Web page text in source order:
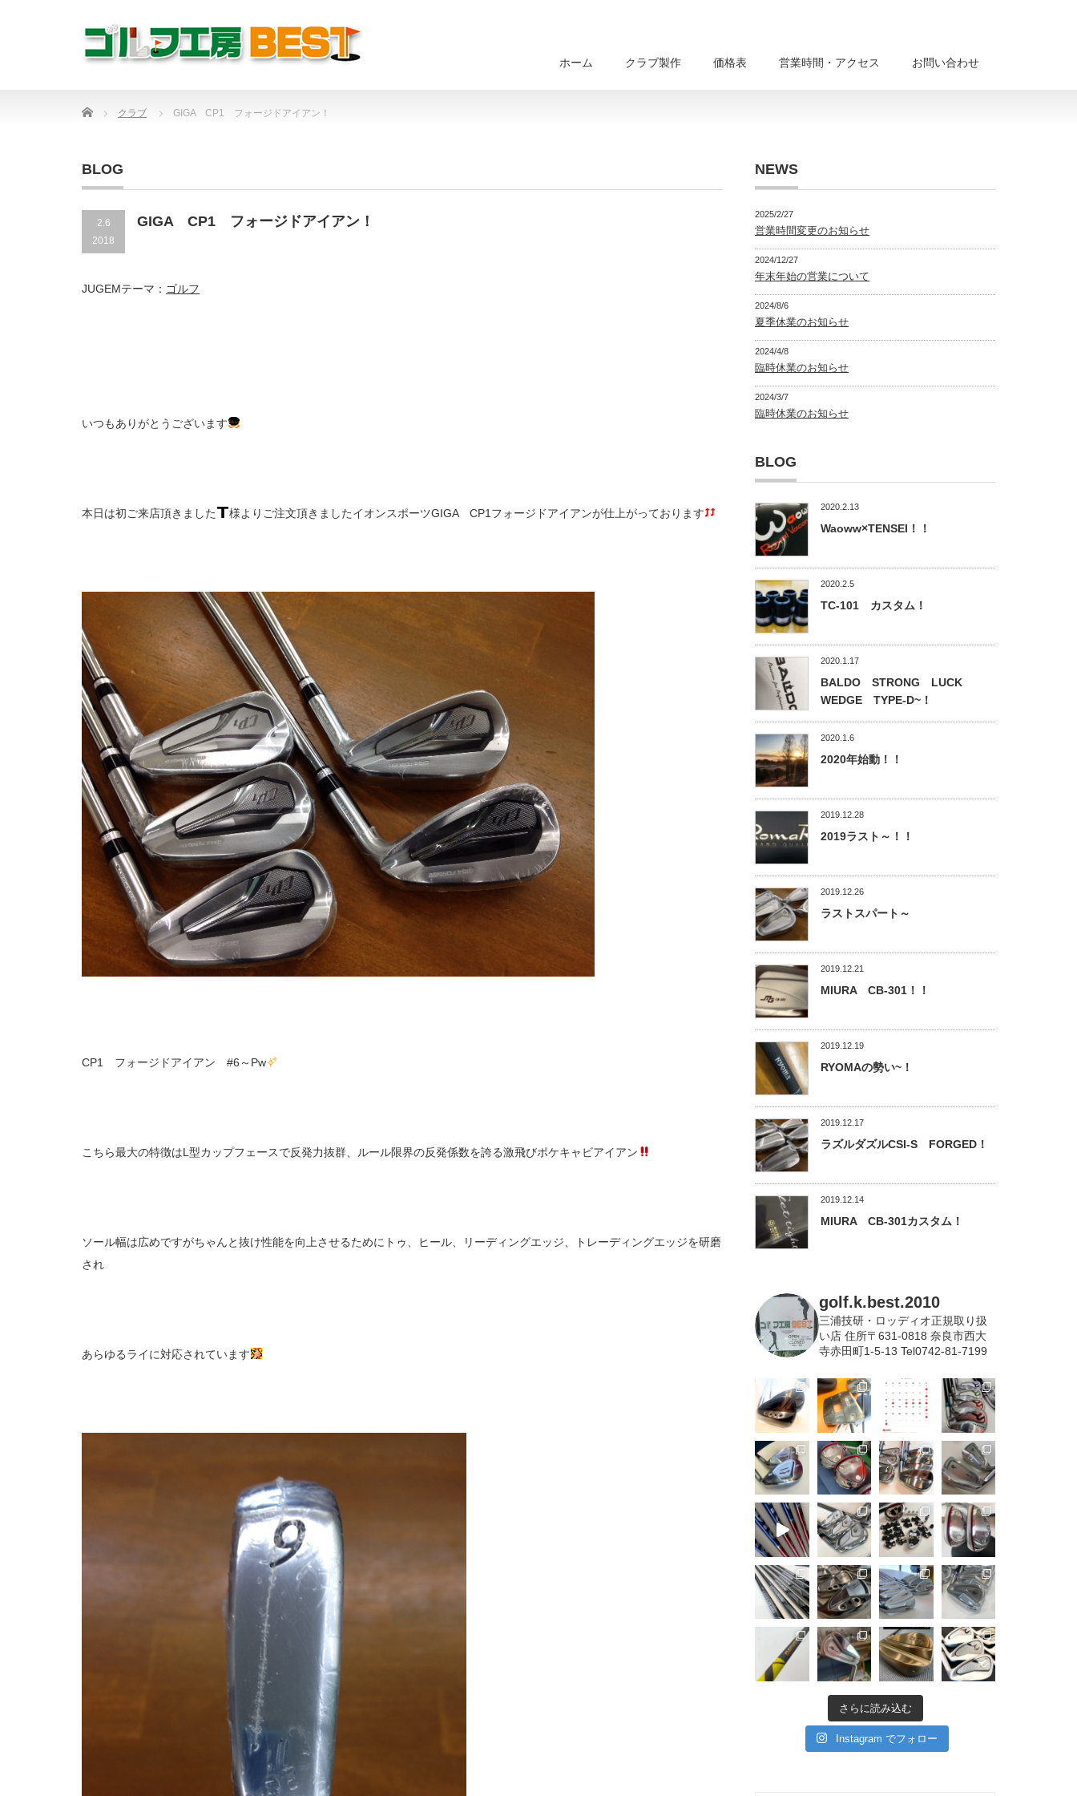
ホーム クラブ製作 価格表 営業時間・アクセス お問い合わせ
Home クラブ GIGA CP1 フォージドアイアン！
BLOG
2.6
2018
GIGA CP1 フォージドアイアン！
JUGEMテーマ： ゴルフ
いつもありがとうございます
本日は初ご来店頂きました 様よりご注文頂きましたイオンスポーツGIGA CP1フォージドアイアンが仕上がっております
CP1 フォージドアイアン #6～Pw
こちら最大の特徴はL型カップフェースで反発力抜群、ルール限界の反発係数を誇る激飛びポケキャビアイアン
ソール幅は広めですがちゃんと抜け性能を向上させるためにトゥ、ヒール、リーディングエッジ、トレーディングエッジを研磨
され
あらゆるライに対応されています
NEWS
2025/2/27
営業時間変更のお知らせ
2024/12/27
年末年始の営業について
2024/8/6
夏季休業のお知らせ
2024/4/8
臨時休業のお知らせ
2024/3/7
臨時休業のお知らせ
BLOG
2020.2.13
Waoww×TENSEI！！
2020.2.5
TC-101 カスタム！
2020.1.17
BALDO STRONG LUCK
WEDGE TYPE-D~！
2020.1.6
2020年始動！！
2019.12.28
2019ラスト～！！
2019.12.26
ラストスパート～
2019.12.21
MIURA CB-301！！
2019.12.19
RYOMAの勢い~！
2019.12.17
ラズルダズルCSI-S FORGED！
2019.12.14
MIURA CB-301カスタム！
golf.k.best.2010
三浦技研・ロッディオ正規取り扱
い店 住所〒631-0818 奈良市西大
寺赤田町1-5-13 Tel0742-81-7199
さらに読み込む
Instagram でフォロー